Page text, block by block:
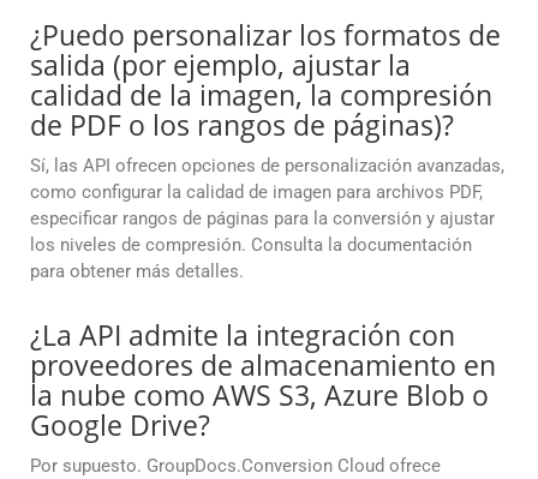
¿Puedo personalizar los formatos de
salida (por ejemplo, ajustar la
calidad de la imagen, la compresión
de PDF o los rangos de páginas)?
Sí, las API ofrecen opciones de personalización avanzadas,
como configurar la calidad de imagen para archivos PDF,
especificar rangos de páginas para la conversión y ajustar
los niveles de compresión. Consulta la documentación
para obtener más detalles.
¿La API admite la integración con
proveedores de almacenamiento en
la nube como AWS S3, Azure Blob o
Google Drive?
Por supuesto. GroupDocs.Conversion Cloud ofrece